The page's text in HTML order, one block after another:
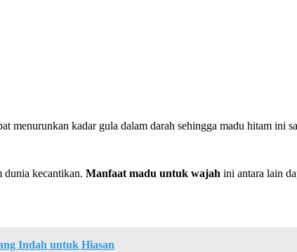
menurunkan kadar gula dalam darah sehingga madu hitam ini
dunia kecantikan. Manfaat madu untuk wajah ini antara lain
Indah untuk Hiasan